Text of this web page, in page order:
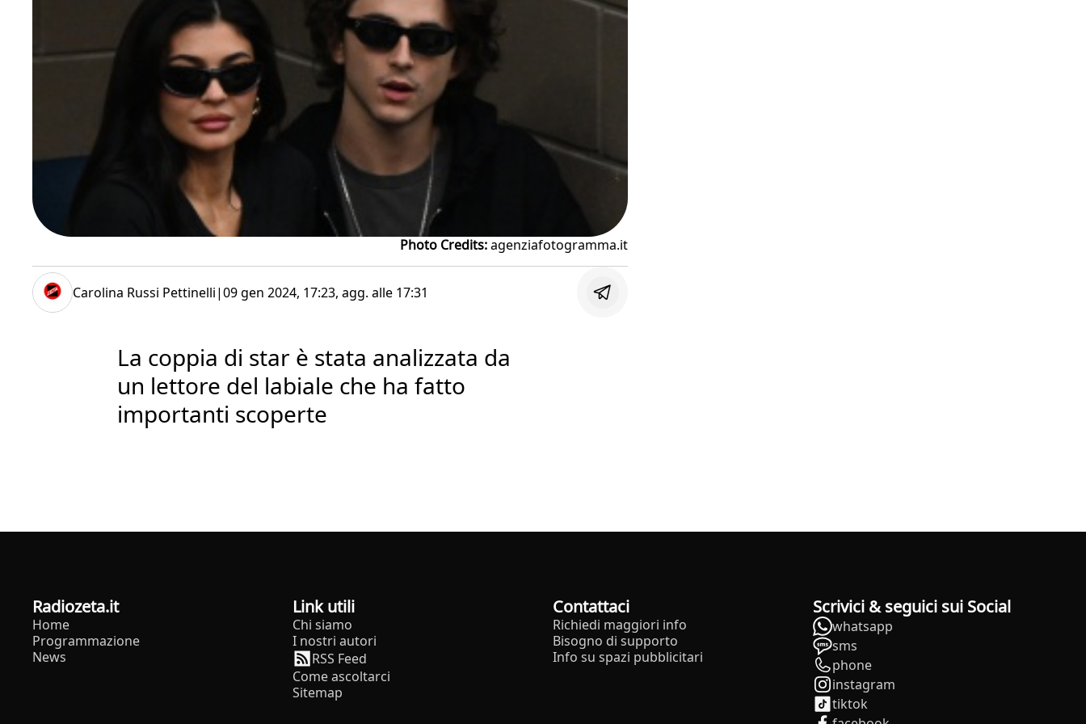
Photo Credits:agenziafotogramma.it
Carolina Russi Pettinelli|09 gen 2024, 17:23, agg. alle 17:31
La coppia di star è stata analizzata da
un lettore del labiale che ha fatto
importanti scoperte
radiozeta.it
Home
Programmazione
News
Link utili
Chi siamo
I nostri autori
RSS Feed
Come ascoltarci
Sitemap
Contattaci
Richiedi maggiori info
Bisogno di supporto
Info su spazi pubblicitari
Scrivici & seguici sui Social
whatsapp
sms
phone
instagram
tiktok